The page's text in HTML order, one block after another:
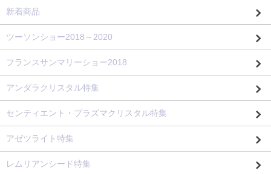
新着商品
ツーソンショー2018～2020
フランスサンマリーショー2018
アンダラクリスタル特集
センティエント・プラズマクリスタル特集
アゼツライト特集
レムリアンシード特集